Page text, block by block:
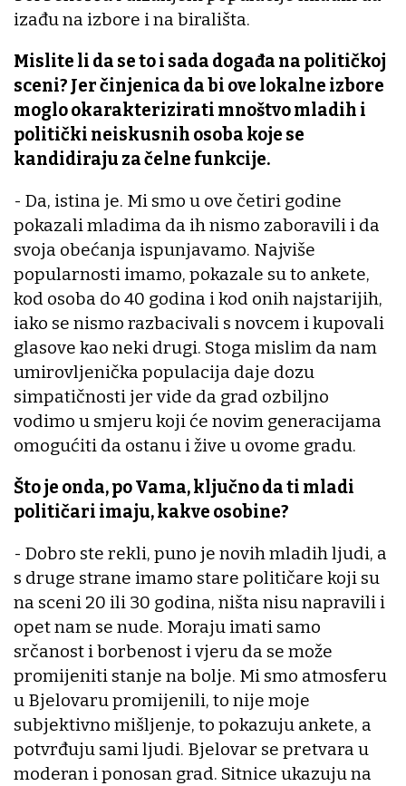
izađu na izbore i na birališta.
Mislite li da se to i sada događa na političkoj
sceni? Jer činjenica da bi ove lokalne izbore
moglo okarakterizirati mnoštvo mladih i
politički neiskusnih osoba koje se
kandidiraju za čelne funkcije.
- Da, istina je. Mi smo u ove četiri godine
pokazali mladima da ih nismo zaboravili i da
svoja obećanja ispunjavamo. Najviše
popularnosti imamo, pokazale su to ankete,
kod osoba do 40 godina i kod onih najstarijih,
iako se nismo razbacivali s novcem i kupovali
glasove kao neki drugi. Stoga mislim da nam
umirovljenička populacija daje dozu
simpatičnosti jer vide da grad ozbiljno
vodimo u smjeru koji će novim generacijama
omogućiti da ostanu i žive u ovome gradu.
Što je onda, po Vama, ključno da ti mladi
političari imaju, kakve osobine?
- Dobro ste rekli, puno je novih mladih ljudi, a
s druge strane imamo stare političare koji su
na sceni 20 ili 30 godina, ništa nisu napravili i
opet nam se nude. Moraju imati samo
srčanost i borbenost i vjeru da se može
promijeniti stanje na bolje. Mi smo atmosferu
u Bjelovaru promijenili, to nije moje
subjektivno mišljenje, to pokazuju ankete, a
potvrđuju sami ljudi. Bjelovar se pretvara u
moderan i ponosan grad. Sitnice ukazuju na